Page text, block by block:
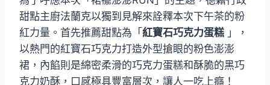
甜點主廚法蘭克以獨到見解來詮釋本次下午茶的粉
紅力量。首先推薦甜點為「 紅寶石巧克力蛋糕 」，
以熱門的紅寶石巧克力打造外型搶眼的粉色澎澎
裙，內餡則是綿密柔滑的巧克力蛋糕和酥脆的黑巧
克力奶酥，口感極具豐富層次，讓人一吃上癮！